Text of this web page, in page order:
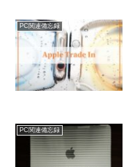
PC関連備忘録
PC関連備忘録